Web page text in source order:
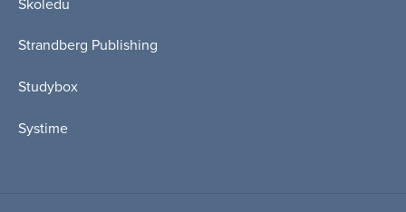
Skoledu
Strandberg Publishing
Studybox
Systime